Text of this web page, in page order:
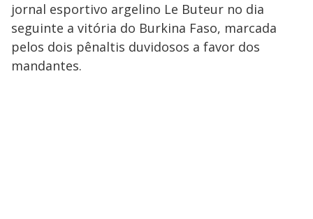
jornal esportivo argelino Le Buteur no dia
seguinte a vitória do Burkina Faso, marcada
pelos dois pênaltis duvidosos a favor dos
mandantes.